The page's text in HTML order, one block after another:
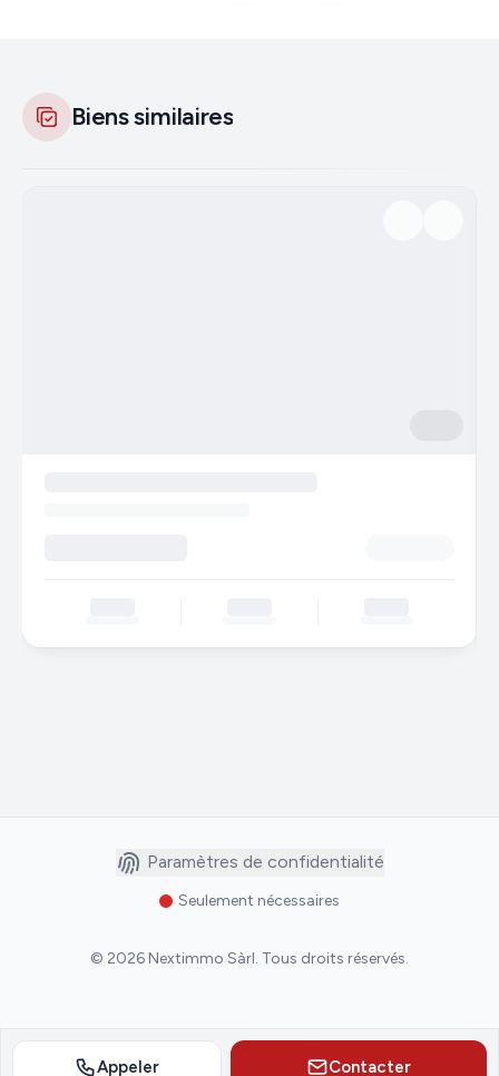
Appeler Contacter
Biens similaires
Paramètres de confidentialité
Seulement nécessaires
© 2026 Nextimmo Sàrl. Tous droits réservés.